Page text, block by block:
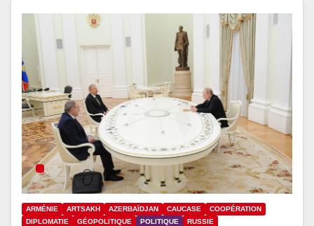
ARMÉNIE ARTSAKH AZERBAÏDJAN CAUCASE
COOPÉRATION
DIPLOMATIE
GÉOPOLITIQUE POLITIQUE RUSSIE